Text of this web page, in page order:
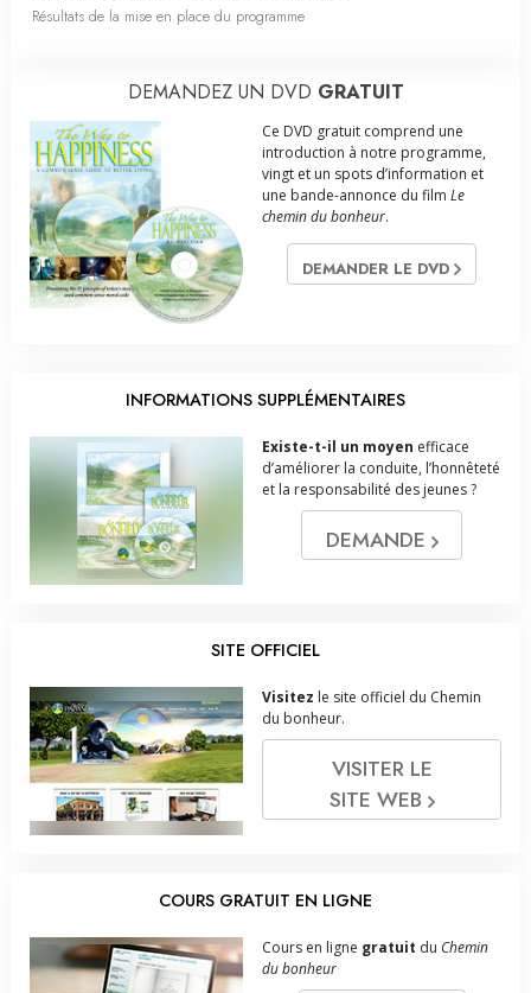
Résultats de la mise en place du programme
DEMANDEZ UN DVD GRATUIT
Ce DVD gratuit comprend une
introduction à notre programme,
vingt et un spots d’information et
une bande-annonce du film Le
chemin du bonheur.
DEMANDER LE DVD
INFORMATIONS SUPPLÉMENTAIRES
Existe-t-il un moyen efficace
d’améliorer la conduite, l’honnêteté
et la responsabilité des jeunes ?
DEMANDE
SITE OFFICIEL
Visitez le site officiel du Chemin
du bonheur.
VISITER LE
SITE WEB
COURS GRATUIT EN LIGNE
Cours en ligne gratuit du Chemin
du bonheur